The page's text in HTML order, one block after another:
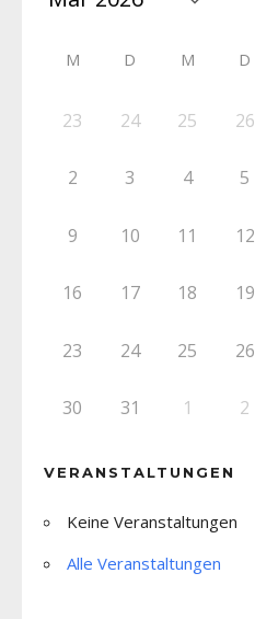
M D M D
23 24 25 26
2 3 4 5
9 10 11 12
16 17 18 19
23 24 25 26
30 31 1 2
VERANSTALTUNGEN
Keine Veranstaltungen
Alle Veranstaltungen